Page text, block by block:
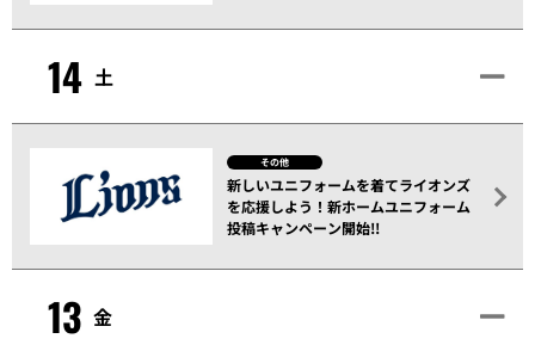
14 土
その他
新しいユニフォームを着てライオンズ
を応援しよう！新ホームユニフォーム
投稿キャンペーン開始!!
13 金